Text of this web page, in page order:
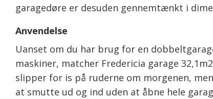
garagedøre er desuden gennemtænkt i
Anvendelse
Uanset om du har brug for en
maskiner, matcher Fredericia garage
slipper for is på ruderne om morgenen,
at smutte ud og ind uden at åbne hele